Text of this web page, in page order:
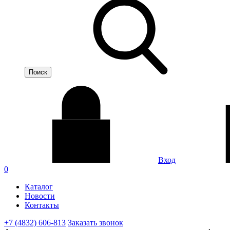
Вход
0
Каталог
Новости
Контакты
+7 (4832) 606-813 Заказать звонок